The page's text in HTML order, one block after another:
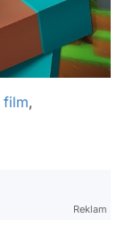
film,
Reklam